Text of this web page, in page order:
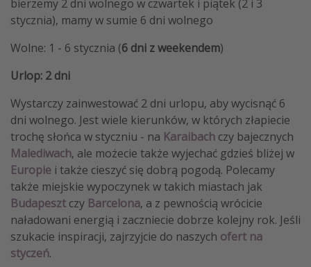
bierzemy 2 dni wolnego w czwartek i piątek (2 i 3
stycznia), mamy w sumie 6 dni wolnego
Wolne: 1 - 6 stycznia (6 dni z weekendem)
Urlop: 2 dni
Wystarczy zainwestować 2 dni urlopu, aby wycisnąć 6
dni wolnego. Jest wiele kierunków, w których złapiecie
trochę słońca w styczniu - na Karaibach czy bajecznych
Malediwach, ale możecie także wyjechać gdzieś bliżej w
Europie i także cieszyć się dobrą pogodą. Polecamy
także miejskie wypoczynek w takich miastach jak
Budapeszt czy Barcelona, a z pewnością wrócicie
naładowani energią i zaczniecie dobrze kolejny rok. Jeśli
szukacie inspiracji, zajrzyjcie do naszych ofert na
styczeń.